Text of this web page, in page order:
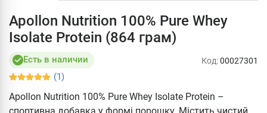
Apollon Nutrition 100% Pure Whey
Isolate Protein (864 грам)
Есть в наличии
(1)
Код:00027301
Apollon Nutrition 100% Pure Whey Isolate Protein –